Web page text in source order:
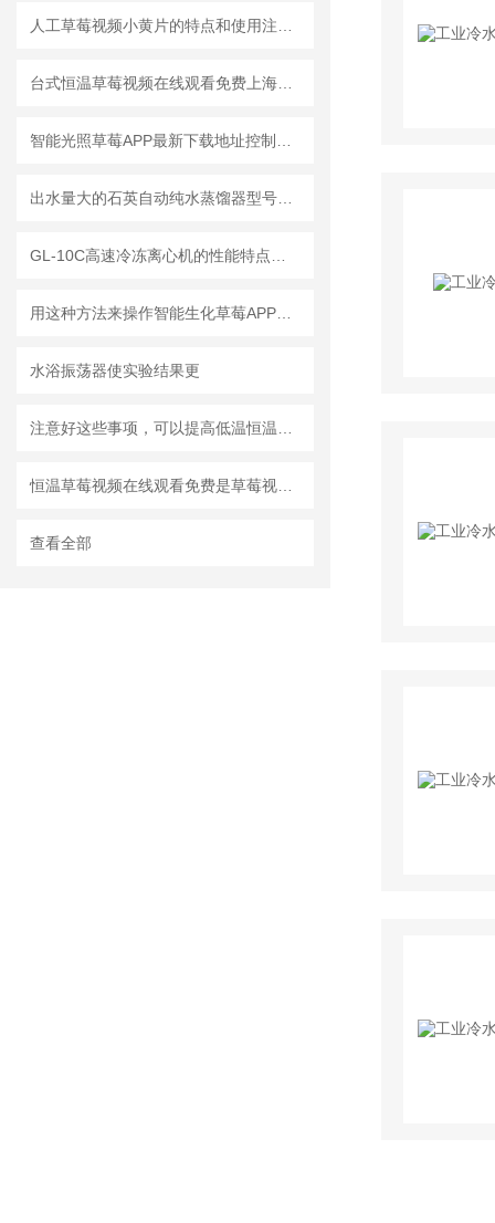
水浴振荡器使实验结果更
查看全部